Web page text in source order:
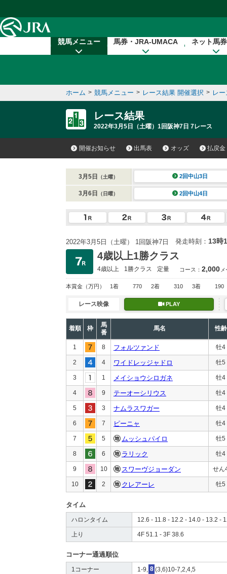
競馬メニュー 馬券・JRA-UMACA ネット馬
ホーム > 競馬メニュー > レース結果 開催選択 > レ
レース結果
2022年3月5日（土曜）1回阪神7日 7レース
開催お知らせ 出馬表 オッズ 払戻金
3月5日 （土曜） 2回中山3日
3月6日 （日曜） 2回中山4日
2022年3月5日（土曜） 1回阪神7日 発走時刻： 13時
4歳以上1勝クラス
4歳以上 1勝クラス 定量 コース： 2,000
本賞金 （万円） 1着 770 2着 310 3着 190
レース映像 PLAY
着順 枠
馬
番
馬名 性齢
1 8 フォルツァンド 牡4
2 4 ワイドレッジャドロ 牡5
3 1 メイショウシロガネ 牡4
4 9 テーオーシリウス 牡4
5 3 ナムラスワガー 牡4
6 7 ピーニャ 牡4
7 5 ムッシュパイロ 牡5
8 6 ラリック 牡4
9 10 スワーヴジョーダン せん
10 2 クレアーレ 牡5
タイム
ハロンタイム 12.6 - 11.8 - 12.2 - 14.0 - 13.2 -
上り 4F 51.1 - 3F 38.6
コーナー通過順位
1コーナー 1-9, 8 (3,6)10-7,2,4,5